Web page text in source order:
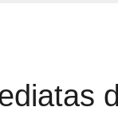
COMUNIDAD!
Y RESULTADOS!